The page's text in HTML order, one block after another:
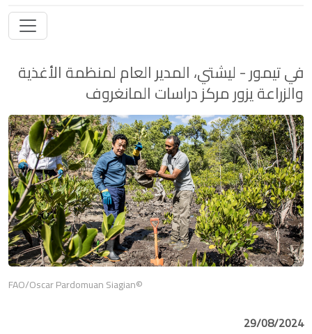
في تيمور - ليشتي، المدير العام لمنظمة الأغذية
والزراعة يزور مركز دراسات المانغروف
©FAO/Oscar Pardomuan Siagian
29/08/2024